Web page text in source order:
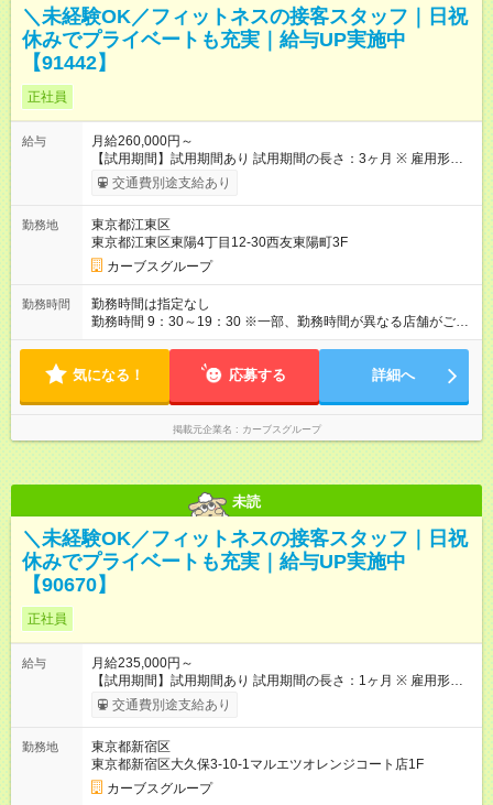
＼未経験OK／フィットネスの接客スタッフ｜日祝
休みでプライベートも充実｜給与UP実施中
【91442】
正社員
給与
月給260,000円～
【試用期間】試用期間あり 試用期間の長さ：3ヶ月 ※ 雇用形態
と給与に、本採用時と異なる部分があります。 雇用形態：本採
用時と同じです。 給与：月給 245,000円以上
交通費別途支給あり
勤務地
東京都江東区
東京都江東区東陽4丁目12-30西友東陽町3F
カーブスグループ
勤務時間
勤務時間は指定なし
勤務時間 9：30～19：30 ※一部、勤務時間が異なる店舗がござ
います。 ＜営業時間＞ 平日／10：00～13：00、15：00～19：
深夜シフトはありません）
気になる！ 応募する 詳細へ
掲載元企業名 カーブスグループ
未読
＼未経験OK／フィットネスの接客スタッフ｜日祝
休みでプライベートも充実｜給与UP実施中
【90670】
正社員
給与
月給235,000円～
【試用期間】試用期間あり 試用期間の長さ：1ヶ月 ※ 雇用形態
と給与に、本採用時と異なる部分があります。 雇用形態：本採
用時と同じです。 給与：時給 1,226円以上
交通費別途支給あり
勤務地
東京都新宿区
東京都新宿区大久保3-10-1マルエツオレンジコート店1F
カーブスグループ